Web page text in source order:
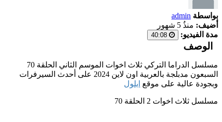
بواسطة admin
أضيف: منذُ 5 شهور
مدة الفيديو:
الوصف
مسلسل الدراما التركي ثلاث اخوات الموسم الثاني الحلقة 70
السبعون مدبلجة بالعربية اون لاين 2024 على أحدث السيرفرات
وبجودة عالية على موقع ايلول
مسلسل ثلاث اخوات 2 الحلقة 70